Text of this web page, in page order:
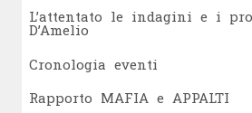
L’attentato le indagini e i
D’Amelio
Cronologia eventi
Rapporto MAFIA e APPALTI